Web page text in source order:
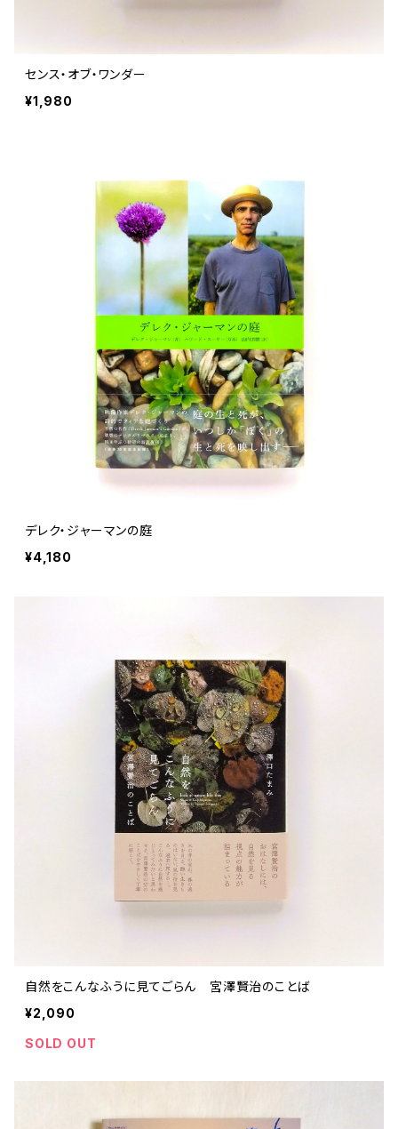
センス・オブ・ワンダー
¥1,980
デレク・ジャーマンの庭
¥4,180
自然をこんなふうに見てごらん 宮澤賢治のことば
¥2,090
SOLD OUT